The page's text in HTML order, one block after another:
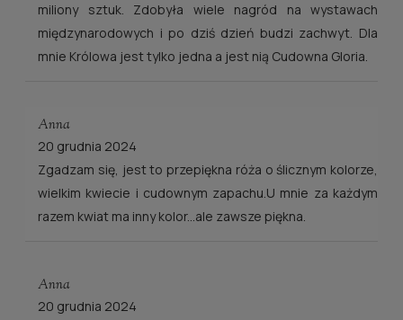
miliony sztuk. Zdobyła wiele nagród na wystawach
międzynarodowych i po dziś dzień budzi zachwyt. Dla
mnie Królowa jest tylko jedna a jest nią Cudowna Gloria.
Anna
20 grudnia 2024
Zgadzam się, jest to przepiękna róża o ślicznym kolorze,
wielkim kwiecie i cudownym zapachu.U mnie za każdym
razem kwiat ma inny kolor...ale zawsze piękna.
Anna
20 grudnia 2024